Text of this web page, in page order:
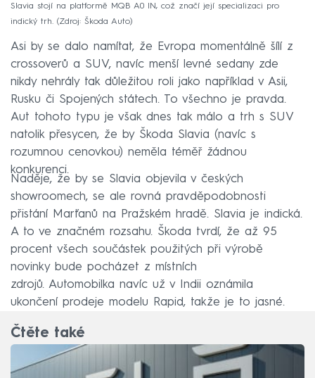
Slavia stojí na platformě MQB A0 IN, což značí její specializaci pro
indický trh.
Zdroj: Škoda Auto
Asi by se dalo namítat, že Evropa momentálně šílí z
crossoverů a SUV, navíc menší levné sedany zde
nikdy nehrály tak důležitou roli jako například v Asii,
Rusku či Spojených státech. To všechno je pravda.
Aut tohoto typu je však dnes tak málo a trh s SUV
natolik přesycen, že by Škoda Slavia (navíc s
rozumnou cenovkou) neměla téměř žádnou
konkurenci.
Naděje, že by se Slavia objevila v českých
showroomech, se ale rovná pravděpodobnosti
přistání Marťanů na Pražském hradě. Slavia je indická.
A to ve značném rozsahu. Škoda tvrdí, že až 95
procent všech součástek použitých při výrobě
novinky bude pocházet z místních
zdrojů. Automobilka navíc už v Indii oznámila
ukončení prodeje modelu Rapid, takže je to jasné.
Čtěte také